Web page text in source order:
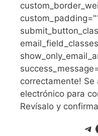
correctamente!
electrónico para
Revísalo y